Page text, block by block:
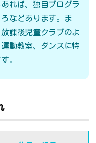
れば、独自プログラ
などあります。ま
課後児童クラブのよ
動教室、ダンスに特
。